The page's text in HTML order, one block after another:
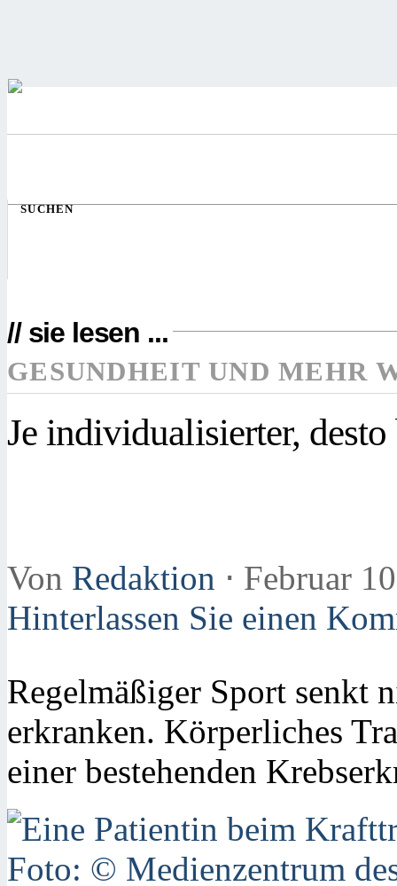
SUCHEN
// sie lesen ...
GESUNDHEIT UND MEHR
Je individualisierter, desto
Von Redaktion ⋅ Februar
Hinterlassen Sie einen
Regelmäßiger Sport senkt
erkranken. Körperliches
einer bestehenden